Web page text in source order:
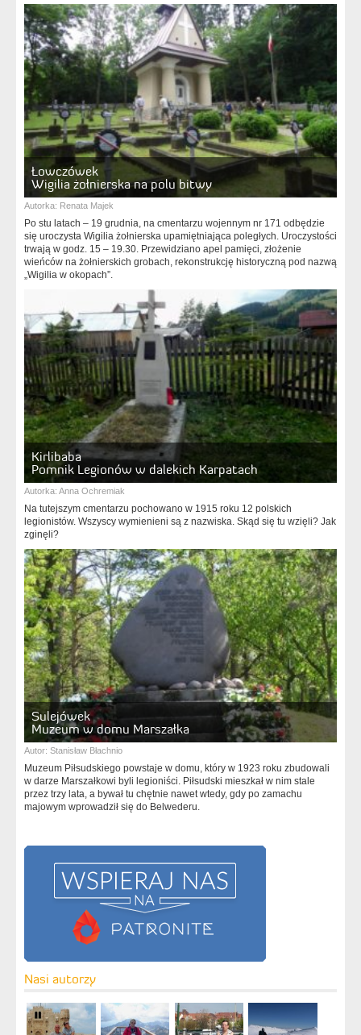
Łowczówek
Wigilia żołnierska na polu bitwy
Autorka: Renata Majek
Po stu latach – 19 grudnia, na cmentarzu wojennym nr 171 odbędzie
się uroczysta Wigilia żołnierska upamiętniająca poległych. Uroczystości
trwają w godz. 15 – 19.30. Przewidziano apel pamięci, złożenie
wieńców na żołnierskich grobach, rekonstrukcję historyczną pod nazwą
„Wigilia w okopach”.
Kirlibaba
Pomnik Legionów w dalekich Karpatach
Autorka: Anna Ochremiak
Na tutejszym cmentarzu pochowano w 1915 roku 12 polskich
legionistów. Wszyscy wymienieni są z nazwiska. Skąd się tu wzięli? Jak
zginęli?
Sulejówek
Muzeum w domu Marszałka
Autor: Stanisław Błachnio
Muzeum Piłsudskiego powstaje w domu, który w 1923 roku zbudowali
w darze Marszałkowi byli legioniści. Piłsudski mieszkał w nim stale
przez trzy lata, a bywał tu chętnie nawet wtedy, gdy po zamachu
majowym wprowadził się do Belwederu.
Nasi autorzy